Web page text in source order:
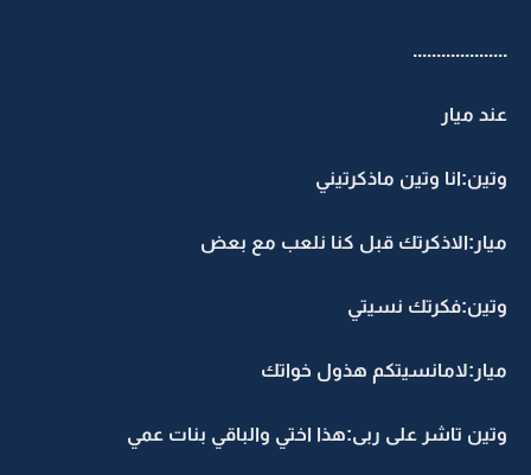
....................
عند ميار
وتين:انا وتين ماذكرتيني
ميار:الاذكرتك قبل كنا نلعب مع بعض
وتين:فكرتك نسيتي
ميار:لامانسيتكم هذول خواتك
وتين تاشر على ربى:هذا اختي والباقي بنات عمي